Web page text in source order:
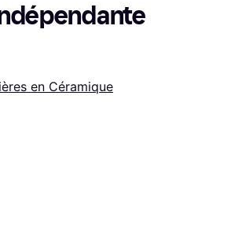
en Céramique